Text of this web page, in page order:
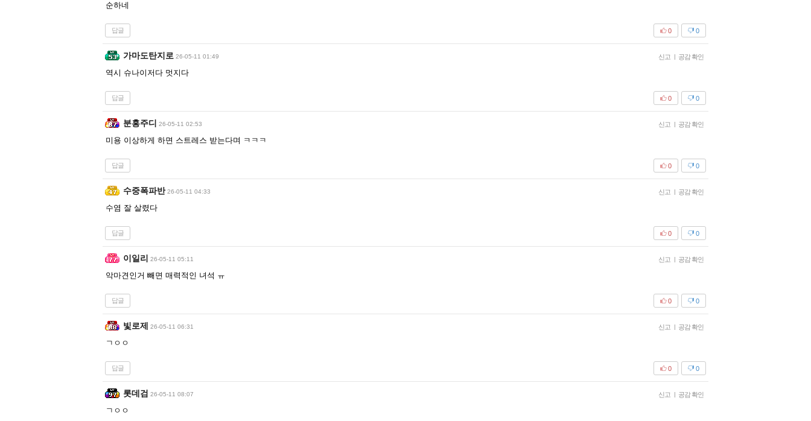
순하네
답글 0
0
가마도탄지로 26-05-11 01:49 신고 | 공감 확인
역시 슈나이저다 멋지다
답글 0
0
분홍주디 26-05-11 02:53 신고 | 공감 확인
미용 이상하게 하면 스트레스 받는다며 ㅋㅋㅋ
답글 0
0
수중폭파반 26-05-11 04:33 신고 | 공감 확인
수염 잘 살렸다
답글 0
0
이일리 26-05-11 05:11 신고 | 공감 확인
악마견인거 빼면 매력적인 녀석 ㅠ
답글 0
0
빛로제 26-05-11 06:31 신고 | 공감 확인
ㄱㅇㅇ
답글 0
0
롯데검 26-05-11 08:07 신고 | 공감 확인
ㄱㅇㅇ